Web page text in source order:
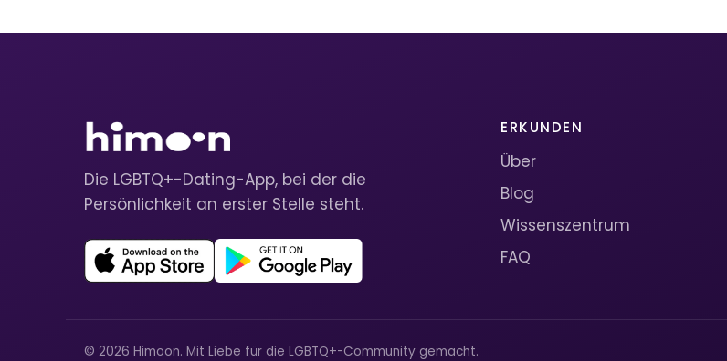
Die LGBTQ+-Dating-App, bei der die
Persönlichkeit an erster Stelle steht.
ERKUNDEN
Über
Blog
Wissenszentrum
FAQ
© 2026 Himoon. Mit Liebe für die LGBTQ+-Community gemacht.